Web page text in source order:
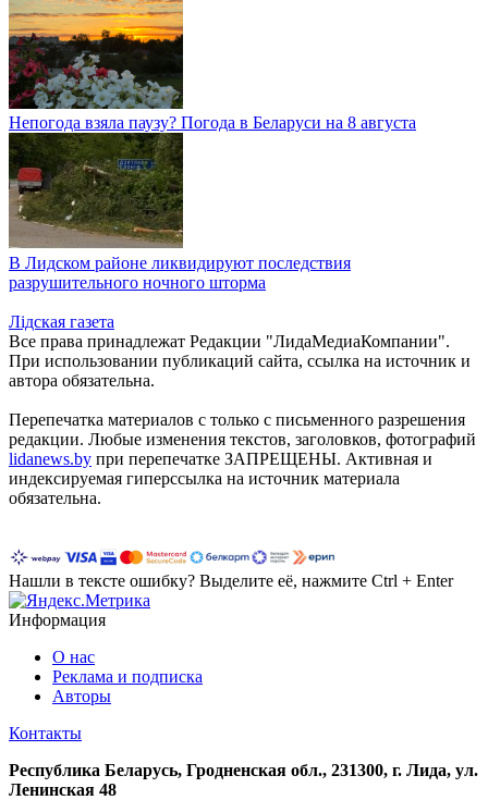
Непогода взяла паузу? Погода в Беларуси на 8 августа
В Лидском районе ликвидируют последствия
разрушительного ночного шторма
Лiдская газета
Все права принадлежат Редакции "ЛидаМедиаКомпании".
При использовании публикаций сайта, ссылка на источник и
автора обязательна.
Перепечатка материалов c только с письменного разрешения
редакции. Любые изменения текстов, заголовков, фотографий
lidanews.by при перепечатке ЗАПРЕЩЕНЫ. Активная и
индексируемая гиперссылка на источник материала
обязательна.
Нашли в тексте ошибку? Выделите её, нажмите Ctrl + Enter
Информация
О нас
Реклама и подписка
Авторы
Контакты
Республика Беларусь, Гродненская обл., 231300, г. Лида, ул.
Ленинская 48